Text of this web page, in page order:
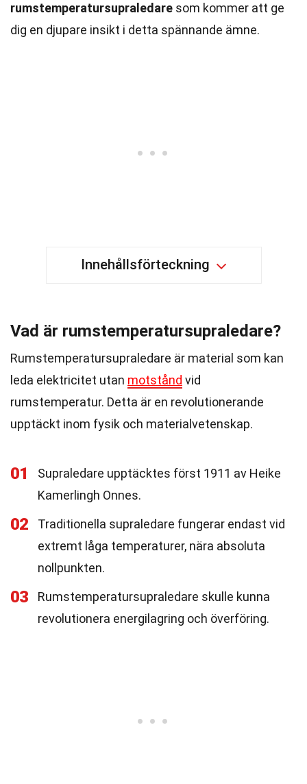
rumstemperatursupraledare som kommer att ge
dig en djupare insikt i detta spännande ämne.
Innehållsförteckning
Vad är rumstemperatursupraledare?
Rumstemperatursupraledare är material som kan
leda elektricitet utan motstånd vid
rumstemperatur. Detta är en revolutionerande
upptäckt inom fysik och materialvetenskap.
01
Supraledare upptäcktes först 1911 av Heike
Kamerlingh Onnes.
02
Traditionella supraledare fungerar endast vid
extremt låga temperaturer, nära absoluta
nollpunkten.
03
Rumstemperatursupraledare skulle kunna
revolutionera energilagring och överföring.